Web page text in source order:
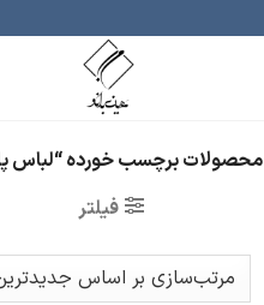
محصولات برچسب خورده “لباس
فیلتر